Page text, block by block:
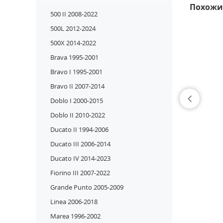
500 II 2008-2022
500L 2012-2024
500X 2014-2022
Brava 1995-2001
Bravo I 1995-2001
Bravo II 2007-2014
Doblo I 2000-2015
Doblo II 2010-2022
Ducato II 1994-2006
Ducato III 2006-2014
Ducato IV 2014-2023
Fiorino III 2007-2022
Grande Punto 2005-2009
Linea 2006-2018
Marea 1996-2002